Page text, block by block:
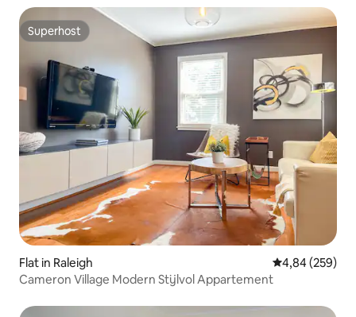
Superhost
Superhost
Flat in Raleigh Gemiddelde
4,84 (259)
Cameron Village Modern Stijlvol Appartement